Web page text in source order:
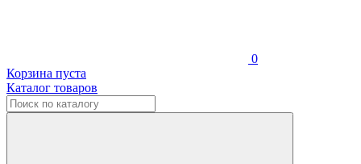
0
Корзина пуста
Каталог товаров